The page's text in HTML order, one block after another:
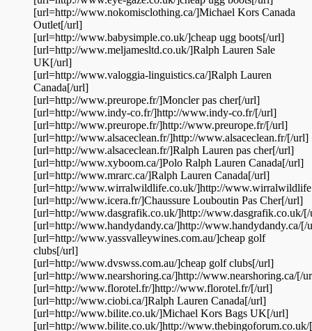
[url=http://www.nokomisclothing.ca/]Michael Kors Canada
Outlet[/url]
[url=http://www.babysimple.co.uk/]cheap ugg boots[/url]
[url=http://www.meljamesltd.co.uk/]Ralph Lauren Sale
UK[/url]
[url=http://www.valoggia-linguistics.ca/]Ralph Lauren
Canada[/url]
[url=http://www.preurope.fr/]Moncler pas cher[/url]
[url=http://www.indy-co.fr/]http://www.indy-co.fr/[/url]
[url=http://www.preurope.fr/]http://www.preurope.fr/[/url]
[url=http://www.alsaceclean.fr/]http://www.alsaceclean.fr/[/url]
[url=http://www.alsaceclean.fr/]Ralph Lauren pas cher[/url]
[url=http://www.xyboom.ca/]Polo Ralph Lauren Canada[/url]
[url=http://www.mrarc.ca/]Ralph Lauren Canada[/url]
[url=http://www.wirralwildlife.co.uk/]http://
[url=http://www.icera.fr/]Chaussure Louboutin Pas Cher[/url]
[url=http://www.dasgrafik.co.uk/]http://www.dasgrafik.co.uk/
[url=http://www.handydandy.ca/]http://www.handydandy.ca/[/
[url=http://www.yassvalleywines.com.au/]cheap golf
clubs[/url]
[url=http://www.dvswss.com.au/]cheap golf clubs[/url]
[url=http://www.nearshoring.ca/]http://www.nearshoring.ca/[/
[url=http://www.florotel.fr/]http://www.florotel.fr/[/url]
[url=http://www.ciobi.ca/]Ralph Lauren Canada[/url]
[url=http://www.bilite.co.uk/]Michael Kors Bags UK[/url]
[url=http://www.bilite.co.uk/]http://